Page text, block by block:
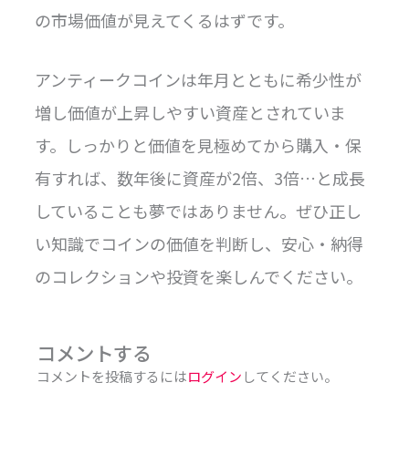
の市場価値が見えてくるはずです。
アンティークコインは年月とともに希少性が
増し価値が上昇しやすい資産とされていま
す。しっかりと価値を見極めてから購入・保
有すれば、数年後に資産が2倍、3倍…と成長
していることも夢ではありません。ぜひ正し
い知識でコインの価値を判断し、安心・納得
のコレクションや投資を楽しんでください。
コメントする
コメントを投稿するにはログインしてください。